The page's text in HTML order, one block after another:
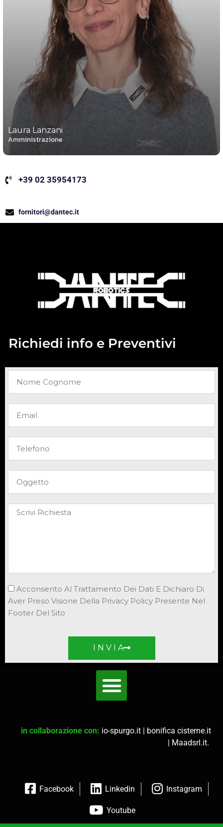
Laura Lanzani
Amministrazione
+39 02 35954173
fornitori@dantec.it
Richiedi info e Preventivi
Acconsento Al Trattamento Dei Dati E Dichiaro Di
Aver Preso Visione Della Privacy Policy Presente Nel
Footer Del Sito
I N V I A
in collaborazione con: io-spurgo.it | bonifica cisterne.it
| Maadsrl.it.
Facebook Linkedin Instagram
Youtube